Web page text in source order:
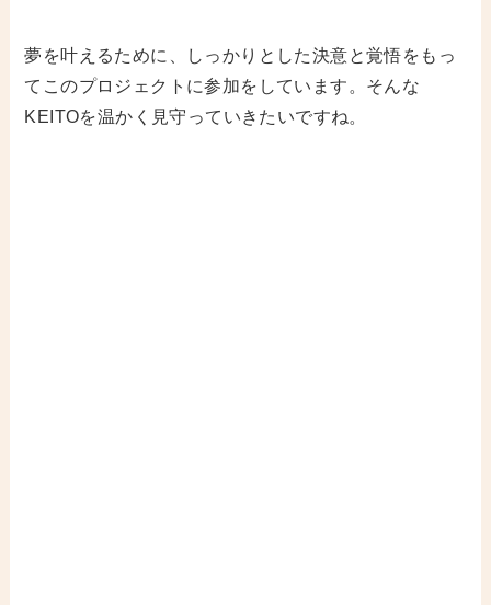
夢を叶えるために、しっかりとした決意と覚悟をもっ
てこのプロジェクトに参加をしています。そんな
KEITOを温かく見守っていきたいですね。